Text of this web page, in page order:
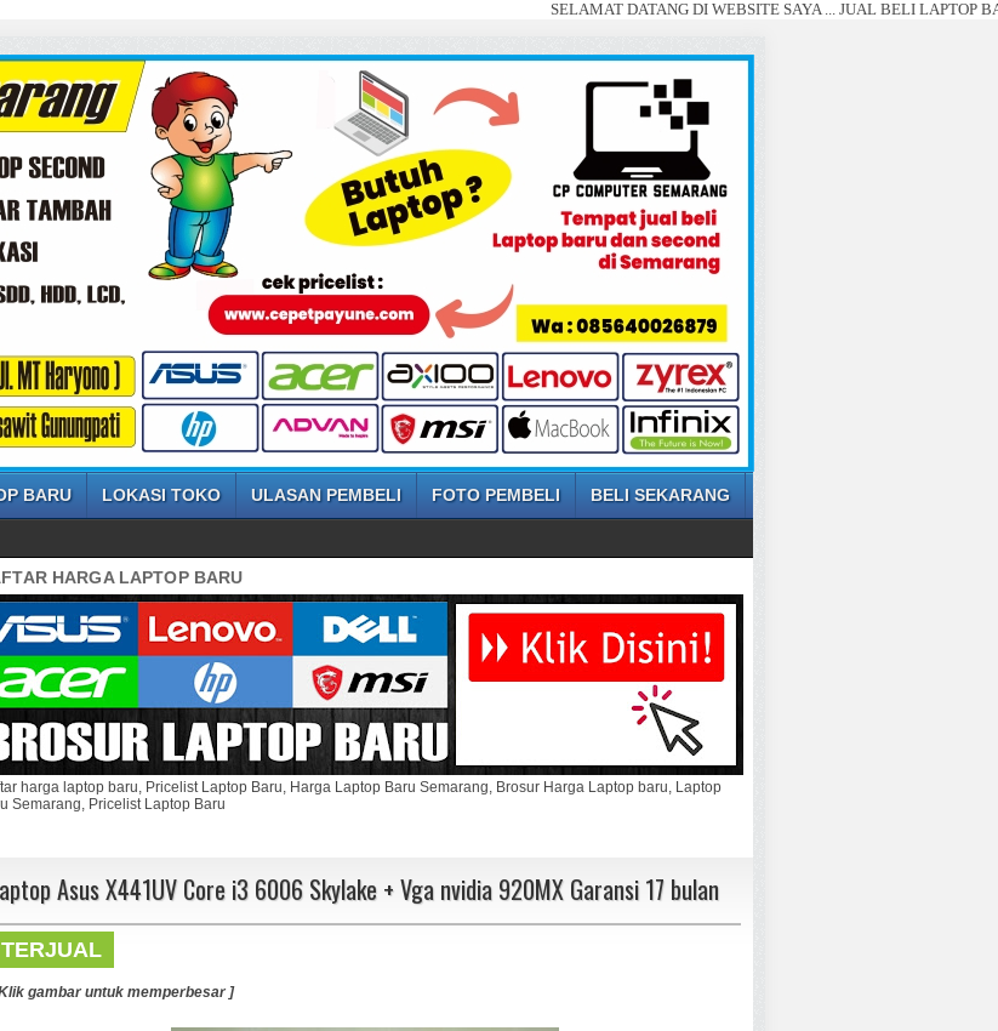
SELAMAT DATANG DI WEBSITE SAYA ... JUAL BELI LAPTOP BARU DAN
BARU LOKASI TOKO ULASAN PEMBELI FOTO PEMBELI BELI SEKARANG
HARGA LAPTOP BARU
harga laptop baru, Pricelist Laptop Baru, Harga Laptop Baru Semarang, Brosur Harga Laptop baru, Laptop
Semarang, Pricelist Laptop Baru
Asus X441UV Core i3 6006 Skylake + Vga nvidia 920MX Garansi 17 bulan
TERJUAL
gambar untuk memperbesar ]